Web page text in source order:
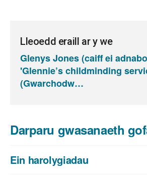
maint
ffeil:
2
MB
Lleoedd eraill ar y we
Glenys Jones (caiff ei
'Glennie’s childminding
(Gwarchodw
Darparu gwasanaeth
Ein harolygiadau